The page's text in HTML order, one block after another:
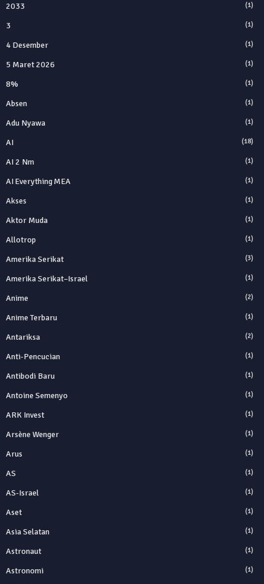
2033 (1)
3 (1)
4 Desember (1)
5 Maret 2026 (1)
8% (1)
Absen (1)
Adu Nyawa (1)
AI (18)
AI 2 Nm (1)
AI Everything MEA (1)
Akses (1)
Aktor Muda (1)
Allotrop (1)
Amerika Serikat (3)
Amerika Serikat–Israel (1)
Anime (2)
Anime Terbaru (1)
Antariksa (2)
Anti‑Pencucian (1)
Antibodi Baru (1)
Antoine Semenyo (1)
ARK Invest (1)
Arsène Wenger (1)
Arus (1)
AS (1)
AS-Israel (1)
Aset (1)
Asia Selatan (1)
Astronaut (1)
Astronomi (1)